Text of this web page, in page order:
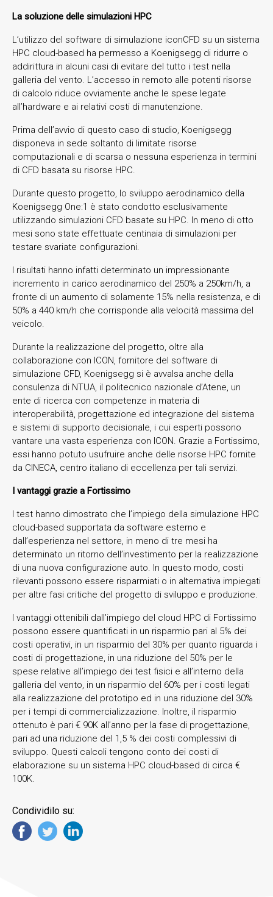
La soluzione delle simulazioni HPC
L’utilizzo del software di simulazione iconCFD su un sistema
HPC cloud-based ha permesso a Koenigsegg di ridurre o
addirittura in alcuni casi di evitare del tutto i test nella
galleria del vento. L’accesso in remoto alle potenti risorse
di calcolo riduce ovviamente anche le spese legate
all’hardware e ai relativi costi di manutenzione.
Prima dell’avvio di questo caso di studio, Koenigsegg
disponeva in sede soltanto di limitate risorse
computazionali e di scarsa o nessuna esperienza in termini
di CFD basata su risorse HPC.
Durante questo progetto, lo sviluppo aerodinamico della
Koenigsegg One:1 è stato condotto esclusivamente
utilizzando simulazioni CFD basate su HPC. In meno di otto
mesi sono state effettuate centinaia di simulazioni per
testare svariate configurazioni.
I risultati hanno infatti determinato un impressionante
incremento in carico aerodinamico del 250% a 250km/h, a
fronte di un aumento di solamente 15% nella resistenza, e di
50% a 440 km/h che corrisponde alla velocità massima del
veicolo.
Durante la realizzazione del progetto, oltre alla
collaborazione con ICON, fornitore del software di
simulazione CFD, Koenigsegg si è avvalsa anche della
consulenza di NTUA, il politecnico nazionale d’Atene, un
ente di ricerca con competenze in materia di
interoperabilità, progettazione ed integrazione del sistema
e sistemi di supporto decisionale, i cui esperti possono
vantare una vasta esperienza con ICON. Grazie a Fortissimo,
essi hanno potuto usufruire anche delle risorse HPC fornite
da CINECA, centro italiano di eccellenza per tali servizi.
I vantaggi grazie a Fortissimo
I test hanno dimostrato che l’impiego della simulazione HPC
cloud-based supportata da software esterno e
dall’esperienza nel settore, in meno di tre mesi ha
determinato un ritorno dell’investimento per la realizzazione
di una nuova configurazione auto. In questo modo, costi
rilevanti possono essere risparmiati o in alternativa impiegati
per altre fasi critiche del progetto di sviluppo e produzione.
I vantaggi ottenibili dall’impiego del cloud HPC di Fortissimo
possono essere quantificati in un risparmio pari al 5% dei
costi operativi, in un risparmio del 30% per quanto riguarda i
costi di progettazione, in una riduzione del 50% per le
spese relative all’impiego dei test fisici e all’interno della
galleria del vento, in un risparmio del 60% per i costi legati
alla realizzazione del prototipo ed in una riduzione del 30%
per i tempi di commercializzazione. Inoltre, il risparmio
ottenuto è pari € 90K all’anno per la fase di progettazione,
pari ad una riduzione del 1,5 % dei costi complessivi di
sviluppo. Questi calcoli tengono conto dei costi di
elaborazione su un sistema HPC cloud-based di circa €
100K.
Condividilo su: